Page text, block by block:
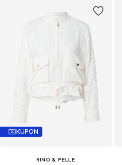
KUPON
RINO & PELLE